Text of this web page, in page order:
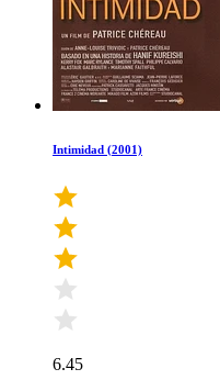
Intimidad (2001)
6.45